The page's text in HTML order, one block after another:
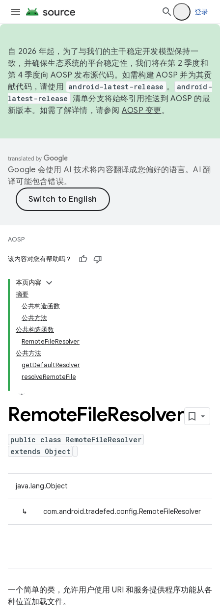
登录
自 2026 年起，为了与我们的主干稳定开发模型保持一
致，并确保生态系统的平台稳定性，我们将在第 2 季度和
第 4 季度向 AOSP 发布源代码。如需构建 AOSP 并为其贡
献代码，请使用 android-latest-release 。
android-
latest-release 清单分支将始终引用推送到 AOSP 的最
新版本。如需了解详情，请参阅 AOSP 变更。
Google 会使用 AI 技术将内容翻译成您偏好的语言。AI 翻
译可能包含错误。
AOSP
该内容对您有帮助吗？
本页内容
摘要
公共构造函数
公共方法
公共构造函数
RemoteFileResolver
公共方法
getDefaultResolver
resolveRemoteFile
RemoteFileResolver
public class RemoteFileResolver
extends Object
java.lang.Object
↳ com.android.tradefed.config.RemoteFileResolver
一个简单的类，允许用户使用 URI 和服务提供程序功能从各
种位置加载文件。